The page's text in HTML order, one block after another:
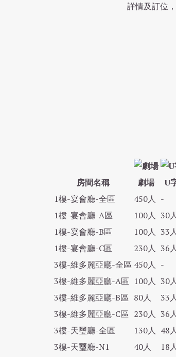
詳情及訂位
房間名稱 劇場 U
1樓-宴會廳-全區
450人 -
1樓-宴會廳-A區
100人 30人
1樓-宴會廳-B區
100人 33人
1樓-宴會廳-C區
230人 36人
3樓-維多麗亞廳-全區 450人 -
3樓-維多麗亞廳-A區 100人 30人
3樓-維多麗亞廳-B區 80人 33人
3樓-維多麗亞廳-C區 230人 36人
3樓-天璽廳-全區
130人 48人
3樓-天璽廳-N1
40人 18人